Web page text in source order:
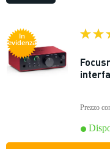
In
evidenza
Prezzo